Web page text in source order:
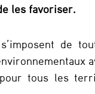
les favoriser.
de
tous les